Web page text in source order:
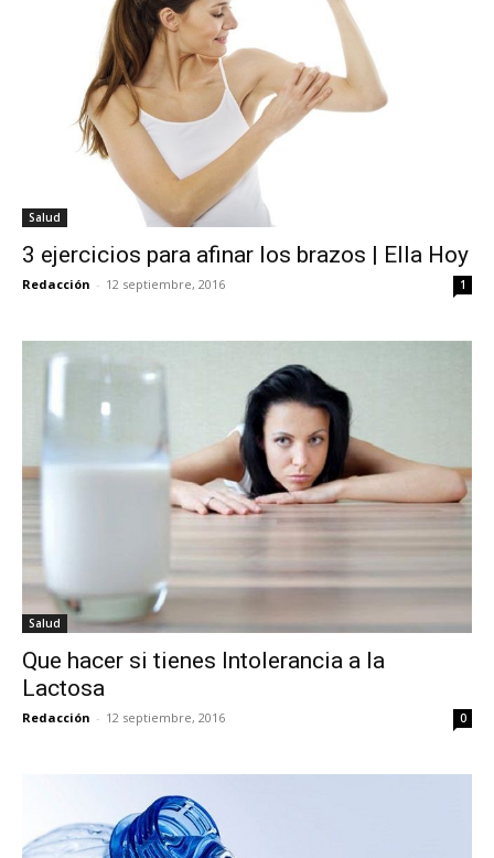
Salud
3 ejercicios para afinar los brazos | Ella Hoy
Redacción - 12 septiembre, 2016 1
Salud
Que hacer si tienes Intolerancia a la
Lactosa
Redacción - 12 septiembre, 2016 0